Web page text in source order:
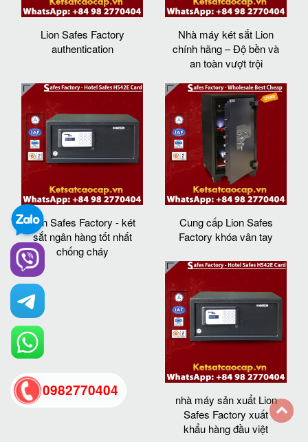
Lion Safes Factory
authentication
Nhà máy két sắt Lion
chính hãng – Độ bền và
an toàn vượt trội
Lion Safes Factory - két
sắt ngân hàng tốt nhất
chống cháy
Cung cấp Lion Safes
Factory khóa vân tay
nhà máy sản xuẩt Lion
Safes Factory xuất
khẩu hàng đầu việt
0982770404